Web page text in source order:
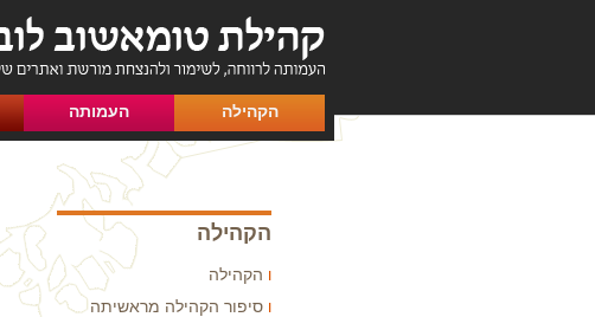
הקהילה העמותה
הקהילה
הקהילה
סיפור הקהילה מראשיתה